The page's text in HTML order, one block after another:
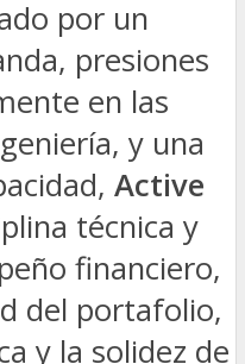
por un
presiones
en las
y una
Active
técnica y
financiero,
del portafolio,
y la solidez de